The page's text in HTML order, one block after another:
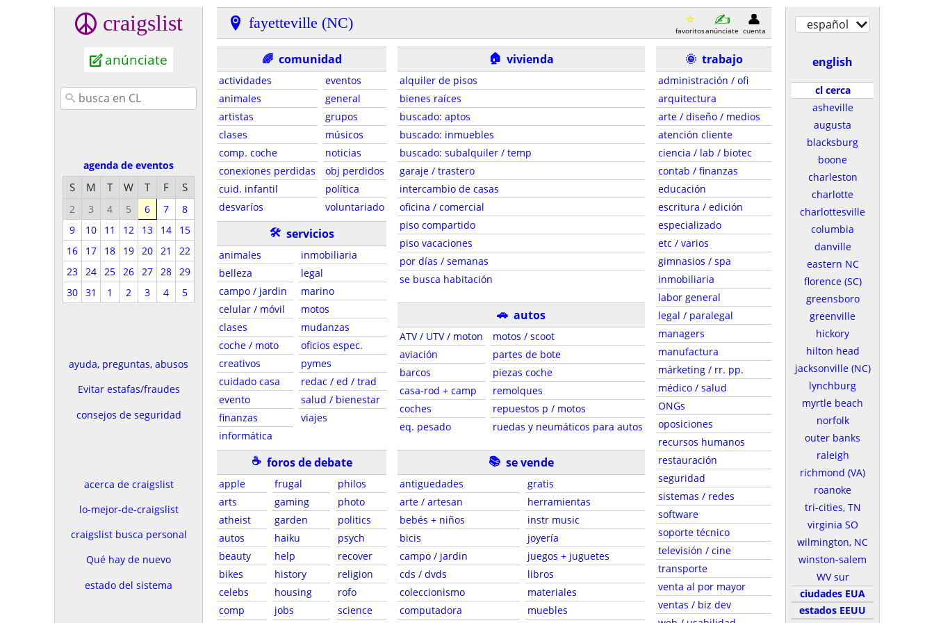
craigslist
anúnciate
agenda de eventos
S M T W T F S
2 3 4 5 6 7
8
9
10 11 12 13 14
15
16
17 18 19 20 21
22
23 24 25 26 27 28 29
30 31 1 2 3 4 5
ayuda, preguntas, abusos
Evitar estafas/fraudes
consejos de seguridad
acerca de craigslist
lo-mejor-de-craigslist
craigslist busca personal
Qué hay de nuevo
estado del sistema
fayetteville (NC) favoritosanúnciate cuenta
🌈 comunidad
actividades
animales
artistas
clases
comp. coche
conexiones perdidas
cuid. infantil
desvaríos
eventos
general
grupos
músicos
noticias
obj perdidos
política
voluntariado
🛠 servicios
animales
belleza
campo / jardin
celular / móvil
clases
coche / moto
creativos
cuidado casa
evento
finanzas
informática
inmobiliaria
legal
marino
motos
mudanzas
oficios espec.
pymes
redac / ed / trad
salud / bienestar
viajes
☕ foros de debate
apple
arts
atheist
autos
beauty
bikes
celebs
comp
frugal
gaming
garden
haiku
help
history
housing
jobs
philos
photo
politics
psych
recover
religion
rofo
science
🏠 vivienda
alquiler de pisos
bienes raíces
buscado: aptos
buscado: inmuebles
buscado: subalquiler / temp
garaje / trastero
intercambio de casas
oficina / comercial
piso compartido
piso vacaciones
por días / semanas
se busca habitación
🚗 autos
ATV / UTV / moton
aviación
barcos
casa-rod + camp
coches
eq. pesado
motos / scoot
partes de bote
piezas coche
remolques
repuestos p / motos
ruedas y neumáticos para autos
📚 se vende
antiguedades
arte / artesan
bebés + niños
bicis
campo / jardin
cds / dvds
coleccionismo
computadora
gratis
herramientas
instr music
joyería
juegos + juguetes
libros
materiales
muebles
🌞 trabajo
administración / ofi
arquitectura
arte / diseño / medios
atención cliente
ciencia / lab / biotec
contab / finanzas
educación
escritura / edición
especializado
etc / varios
gimnasios / spa
inmobiliaria
labor general
legal / paralegal
managers
manufactura
márketing / rr. pp.
médico / salud
ONGs
oposiciones
recursos humanos
restauración
seguridad
sistemas / redes
software
soporte técnico
televisión / cine
transporte
venta al por mayor
ventas / biz dev
español
english
cl cerca
asheville
augusta
blacksburg
boone
charleston
charlotte
charlottesville
columbia
danville
eastern NC
florence (SC)
greensboro
greenville
hickory
hilton head
jacksonville (NC)
lynchburg
myrtle beach
norfolk
outer banks
raleigh
richmond (VA)
roanoke
tri-cities, TN
virginia SO
wilmington, NC
winston-salem
WV sur
ciudades EUA
estados EEUU